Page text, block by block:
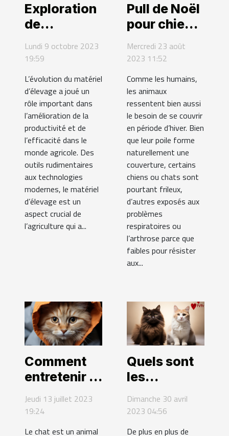
Exploration
de
du matériel
Lundi 9 octobre 2023
19:59
L’évolution du matériel
d’élevage a joué un
rôle important dans
l’amélioration de la
productivité et de
l’efficacité dans le
monde agricole. Des
outils rudimentaires
aux technologies
modernes, le matériel
d’élevage est un
aspect crucial de
l’agriculture qui a...
Pull de Noël
pour chien :
pour
bon choix
Mercredi 23 août
2023 11:52
Comme les humains,
les animaux
ressentent bien aussi
le besoin de se couvrir
en période d’hiver. Bien
que leur poile forme
naturellement une
couverture, certains
chiens ou chats sont
pourtant frileux,
d’autres exposés aux
problèmes
respiratoires ou
l’arthrose parce que
faibles pour résister
aux...
Comment
entretenir le
pelage de
votre chat ?
Jeudi 13 juillet 2023
19:24
Le chat est un animal
Quels sont
les
avantages
d’avoir un
Dimanche 30 avril
2023 04:56
De plus en plus de